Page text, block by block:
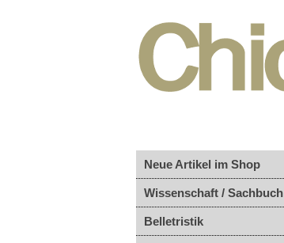
Neue Artikel im Shop
Wissenschaft / Sachbuch
Belletristik